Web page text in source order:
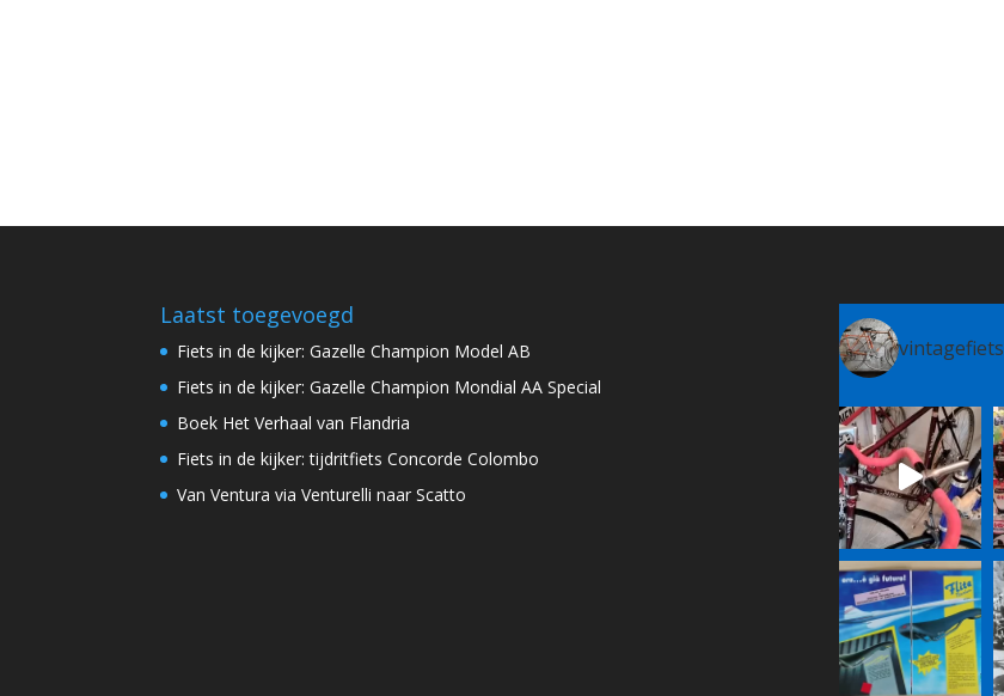
Laatst toegevoegd
Fiets in de kijker: Gazelle Champion Model AB
Fiets in de kijker: Gazelle Champion Mondial AA Special
Boek Het Verhaal van Flandria
Fiets in de kijker: tijdritfiets Concorde Colombo
Van Ventura via Venturelli naar Scatto
vintagefiets